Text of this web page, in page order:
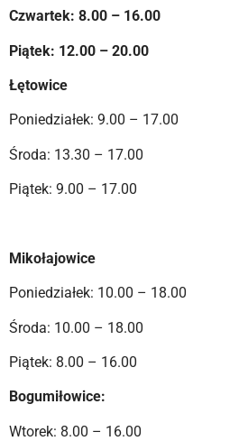
Czwartek: 8.00 – 16.00
Piątek: 12.00 – 20.00
Łętowice
Poniedziałek: 9.00 – 17.00
Środa: 13.30 – 17.00
Piątek: 9.00 – 17.00
Mikołajowice
Poniedziałek: 10.00 – 18.00
Środa: 10.00 – 18.00
Piątek: 8.00 – 16.00
Bogumiłowice:
Wtorek: 8.00 – 16.00